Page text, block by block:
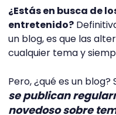
¿Estás en busca de
entretenido?
un blog, es que las
cualquier tema y
Pero, ¿qué es un blog?
se publican
novedoso sobre